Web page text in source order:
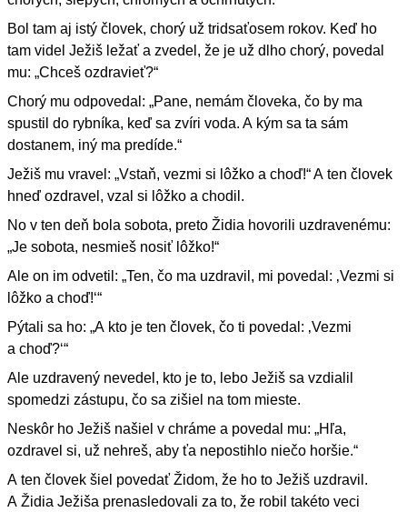
Bol tam aj istý človek, chorý už tridsaťosem rokov. Keď ho
tam videl Ježiš ležať a zvedel, že je už dlho chorý, povedal
mu: „Chceš ozdravieť?“
Chorý mu odpovedal: „Pane, nemám človeka, čo by ma
spustil do rybníka, keď sa zvíri voda. A kým sa ta sám
dostanem, iný ma predíde.“
Ježiš mu vravel: „Vstaň, vezmi si lôžko a choď!“ A ten človek
hneď ozdravel, vzal si lôžko a chodil.
No v ten deň bola sobota, preto Židia hovorili uzdravenému:
„Je sobota, nesmieš nosiť lôžko!“
Ale on im odvetil: „Ten, čo ma uzdravil, mi povedal: ‚Vezmi si
lôžko a choď!‘“
Pýtali sa ho: „A kto je ten človek, čo ti povedal: ‚Vezmi
a choď?‘“
Ale uzdravený nevedel, kto je to, lebo Ježiš sa vzdialil
spomedzi zástupu, čo sa zišiel na tom mieste.
Neskôr ho Ježiš našiel v chráme a povedal mu: „Hľa,
ozdravel si, už nehreš, aby ťa nepostihlo niečo horšie.“
A ten človek šiel povedať Židom, že ho to Ježiš uzdravil.
A Židia Ježiša prenasledovali za to, že robil takéto veci